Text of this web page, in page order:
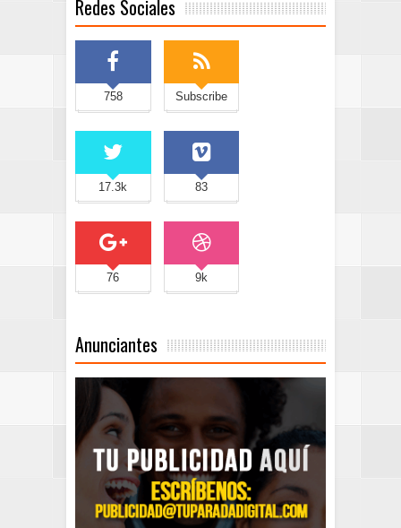
Redes Sociales
758 Subscribe
17.3k 83
76 9k
Anunciantes